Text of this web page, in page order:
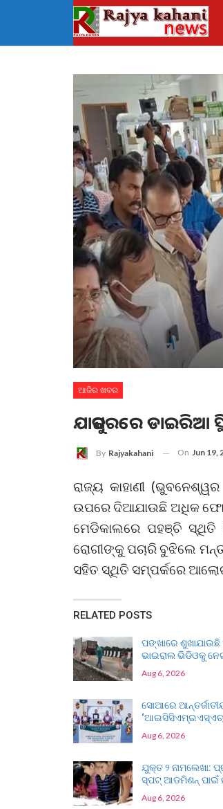
ଆଜିର ଖବର
ଯାଜପୁରରେ ଡାଇରିଆ
By Rajyakahani On Jun 19,
ରାଜ୍ୟ କାହାଣୀ
ଉପରେ ଦିଆଯାଉଛି ଅଧିକ
ମେଡିକାଲରେ ପହଞ୍ଚି ସ୍ଥିତି
ରୋଗୀଙ୍କୁ ପଚାରି ବୁଝିଲେ
ସହିତ ସ୍ଥିତି ସମ୍ପର୍କରେ
RELATED POSTS
ପଙ୍ଖାରେ
ଭାଇରାଲ ଭିଡିଓକୁ
Aug 6, 2026
ସୋଆରେ
Aug 6, 2026
ଯୁକ୍ତ ୨ ନାମଲେଖା:
ସ୍ପଟ୍ ଆଡମିଶନ୍ ପାଇଁ
Aug 6, 2026